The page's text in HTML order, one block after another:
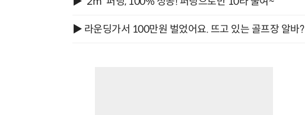
▶ 라운딩가서 100만원 벌었어요. 뜨고 있는 골프장 알바?